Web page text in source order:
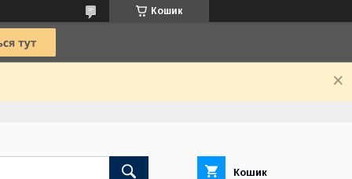
Кошик
Кошик